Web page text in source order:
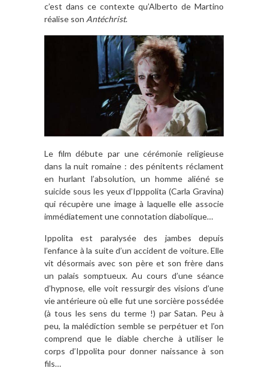
c’est dans ce contexte qu’Alberto de Martino
réalise son Antéchrist.
Le film débute par une cérémonie religieuse
dans la nuit romaine : des pénitents réclament
en hurlant l’absolution, un homme aliéné se
suicide sous les yeux d’Ipppolita (Carla Gravina)
qui récupère une image à laquelle elle associe
immédiatement une connotation diabolique…
Ippolita est paralysée des jambes depuis
l’enfance à la suite d’un accident de voiture. Elle
vit désormais avec son père et son frère dans
un palais somptueux. Au cours d’une séance
d’hypnose, elle voit ressurgir des visions d’une
vie antérieure où elle fut une sorcière possédée
(à tous les sens du terme !) par Satan. Peu à
peu, la malédiction semble se perpétuer et l’on
comprend que le diable cherche à utiliser le
corps d’Ippolita pour donner naissance à son
fils…